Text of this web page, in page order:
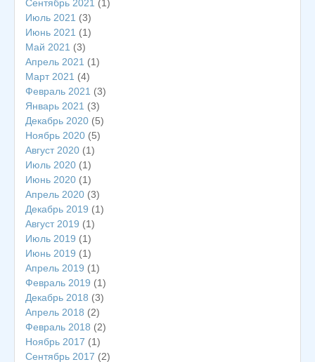
Сентябрь 2021 (1)
Июль 2021 (3)
Июнь 2021 (1)
Май 2021 (3)
Апрель 2021 (1)
Март 2021 (4)
Февраль 2021 (3)
Январь 2021 (3)
Декабрь 2020 (5)
Ноябрь 2020 (5)
Август 2020 (1)
Июль 2020 (1)
Июнь 2020 (1)
Апрель 2020 (3)
Декабрь 2019 (1)
Август 2019 (1)
Июль 2019 (1)
Июнь 2019 (1)
Апрель 2019 (1)
Февраль 2019 (1)
Декабрь 2018 (3)
Апрель 2018 (2)
Февраль 2018 (2)
Ноябрь 2017 (1)
Сентябрь 2017 (2)